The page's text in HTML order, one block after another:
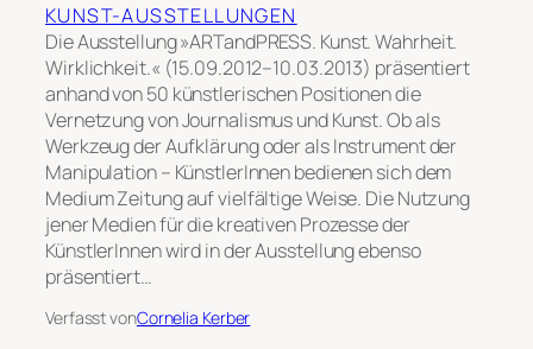
KUNST-AUSSTELLUNGEN
Die Ausstellung »ARTandPRESS. Kunst. Wahrheit.
Wirklichkeit.« (15.09.2012–10.03.2013) präsentiert
anhand von 50 künstlerischen Positionen die
Vernetzung von Journalismus und Kunst. Ob als
Werkzeug der Aufklärung oder als Instrument der
Manipulation – KünstlerInnen bedienen sich dem
Medium Zeitung auf vielfältige Weise. Die Nutzung
jener Medien für die kreativen Prozesse der
KünstlerInnen wird in der Ausstellung ebenso
präsentiert…
Verfasst vonCornelia Kerber